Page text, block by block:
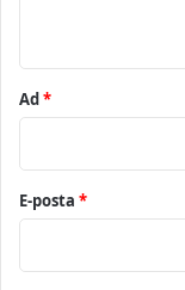
Ad*
E-posta *